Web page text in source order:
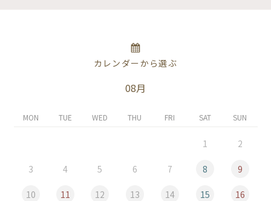
カレンダーから選ぶ
08月
MON TUE WED THU FRI SAT SUN
1 2
3 4 5 6 7 8 9
10 11 12 13 14 15 16